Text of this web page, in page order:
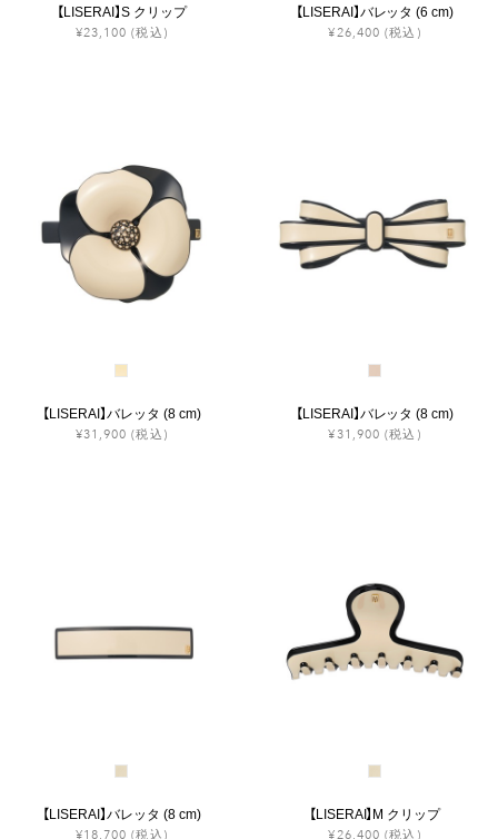
【LISERAI】S クリップ
¥23,100 (税込)
【LISERAI】バレッタ (6 cm)
¥26,400 (税込)
【LISERAI】バレッタ (8 cm)
¥31,900 (税込)
【LISERAI】バレッタ (8 cm)
¥31,900 (税込)
【LISERAI】バレッタ (8 cm)
¥18,700 (税込)
【LISERAI】M クリップ
¥26,400 (税込)